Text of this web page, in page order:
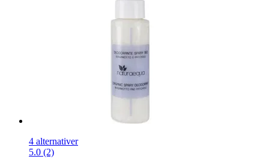
4 alternativer
5.0 (2)